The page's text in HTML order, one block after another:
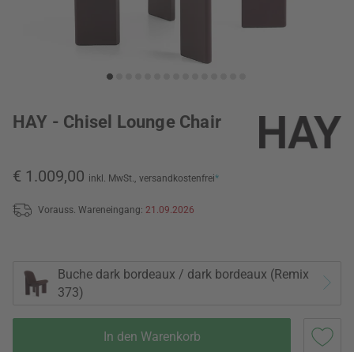
HAY - Chisel Lounge Chair
€ 1.009,00 inkl. MwSt., versandkostenfrei*
Vorauss. Wareneingang: 21.09.2026
Buche dark bordeaux / dark bordeaux (Remix
373)
In den Warenkorb